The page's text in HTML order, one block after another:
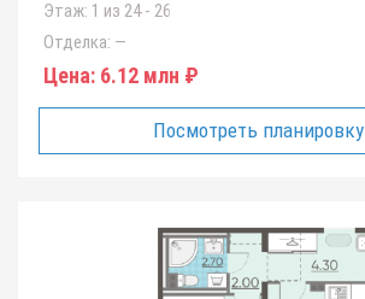
Этаж: 1 из 24 - 26
Отделка: —
Цена: 6.12 млн ₽
Посмотреть планировку